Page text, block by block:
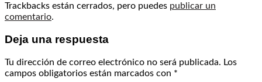
Trackbacks están cerrados, pero puedes publicar un
comentario.
Deja una respuesta
Tu dirección de correo electrónico no será publicada. Los
campos obligatorios están marcados con *